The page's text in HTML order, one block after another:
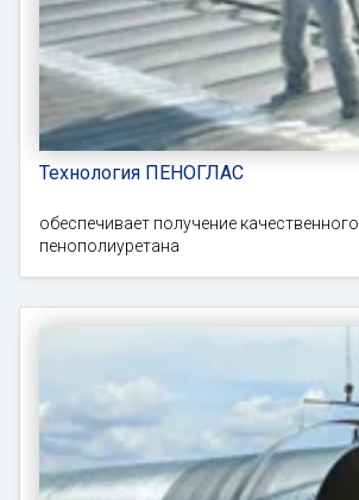
Технология ПЕНОГЛАС
обеспечивает получение качественного
пенополиуретана